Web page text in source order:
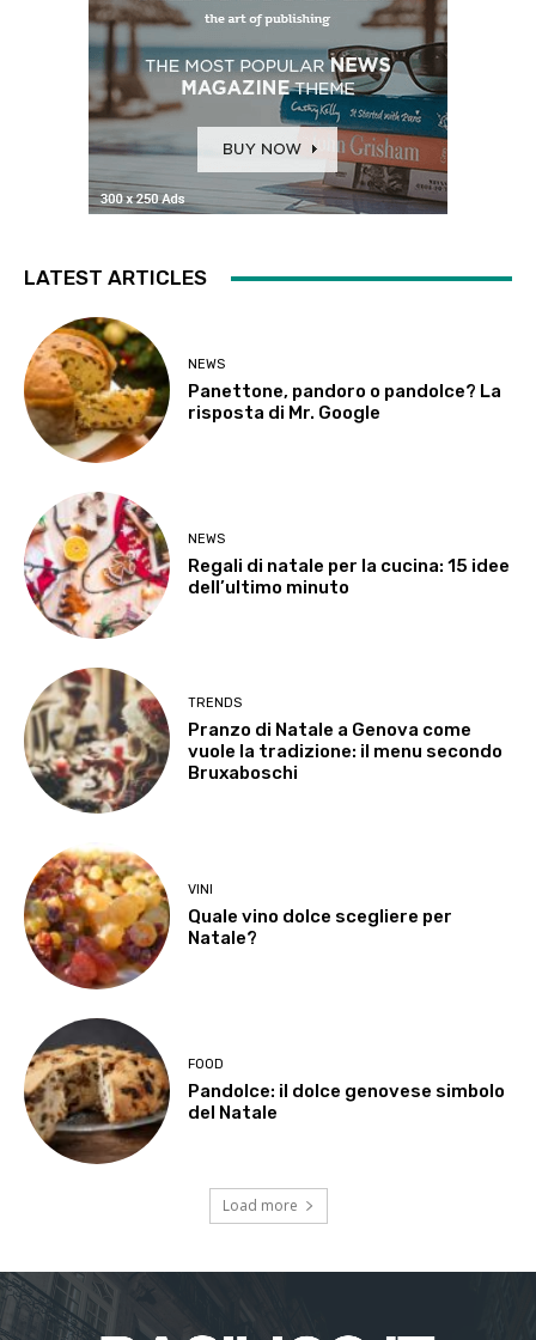
LATEST ARTICLES
NEWS
Panettone, pandoro o pandolce? La
risposta di Mr. Google
NEWS
Regali di natale per la cucina: 15 idee
dell’ultimo minuto
TRENDS
Pranzo di Natale a Genova come
vuole la tradizione: il menu secondo
Bruxaboschi
VINI
Quale vino dolce scegliere per
Natale?
FOOD
Pandolce: il dolce genovese simbolo
del Natale
Load more